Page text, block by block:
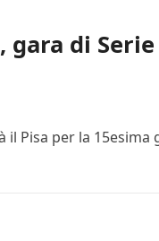
di Serie
Pisa per la